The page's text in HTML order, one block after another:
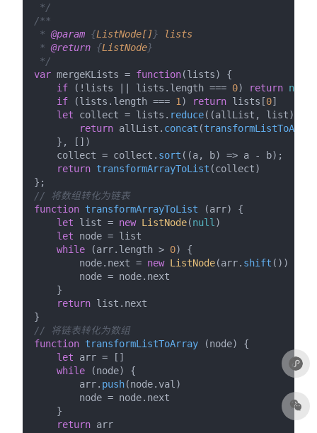
*/
/**
* @param {ListNode[]}
lists
* @return {ListNode}
*/
var mergeKLists = function(lists) {
if (!lists || lists. length === 0) return null
if (lists. length === 1 ) return lists[0]
let collect = lists. reduce( (allList, list) =>
return allList. concat (transformListToArray
    }, [])
    collect = collect.
sort ( (a, b) => a - b);
return transformArrayToList (collect)
// 将数组转化为链表
function transformArrayToList (arr) {
let list = new ListNode(null )
let node = list
while (arr. length > 0) {
        node.
next = new ListNode(arr. shift ())
        node = node.
next
    }
return list. next
// 将链表转化为数组
function transformListToArray (node) {
let arr = []
while (node) {
        arr.
push(node. val )
        node = node.
next
    }
return arr